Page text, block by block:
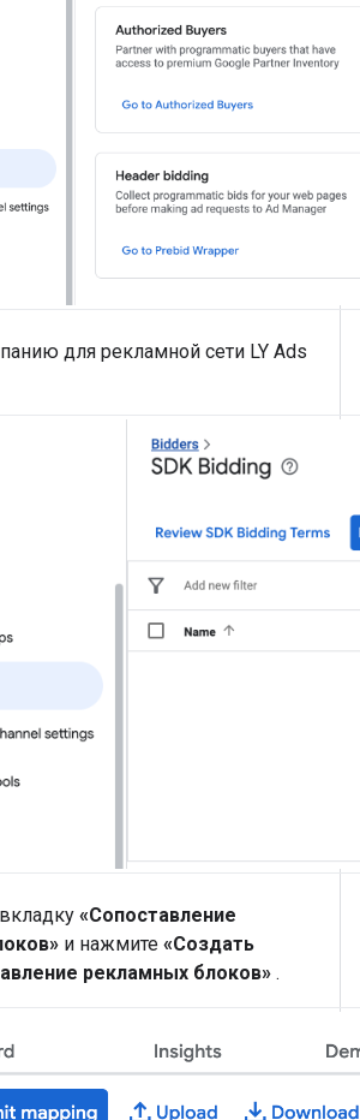
для рекламной сети LY Ads
«Сопоставление
и нажмите «Создать
рекламных блоков» .